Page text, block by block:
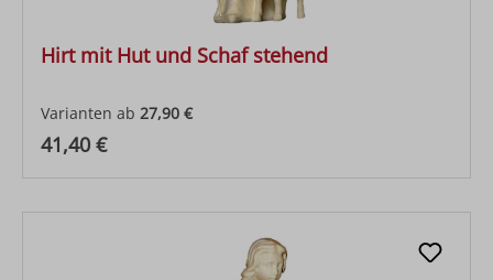
Hirt mit Hut und Schaf stehend
Varianten ab 27,90 €
Regulärer Preis:
41,40 €